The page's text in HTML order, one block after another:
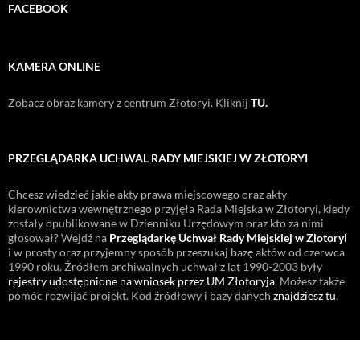
FACEBOOK
KAMERA ONLINE
Zobacz obraz kamery z centrum Złotoryi. Kliknij TU.
PRZEGLĄDARKA UCHWAL RADY MIEJSKIEJ W ZŁOTORYI
Chcesz wiedzieć jakie akty prawa miejscowego oraz akty
kierownictwa wewnętrznego przyjęła Rada Miejska w Złotoryi, kiedy
zostały opublikowane w Dzienniku Urzędowym oraz kto za nimi
głosował? Wejdź na Przeglądarkę Uchwał Rady Miejskiej w Zlotoryi
i w prosty oraz przyjemny sposób przeszukaj bazę aktów od czerwca
1990 roku. Źródłem archiwalnych uchwał z lat 1990-2003 były
rejestry udostępnione na wniosek przez UM Złotoryja. Możesz także
pomóc rozwijać projekt. Kod źródłowy i bazy danych znajdziesz tu.